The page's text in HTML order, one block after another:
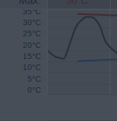
0°C
5°C
10°C
15°C
20°C
25°C
30°C
35°C